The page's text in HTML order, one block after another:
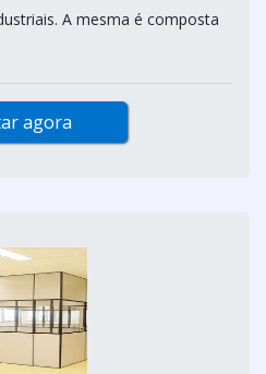
A mesma é composta
agora